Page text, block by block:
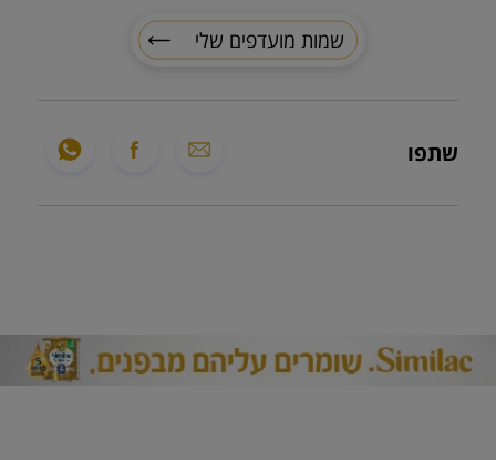
שתפו
שמות מועדפים שלי